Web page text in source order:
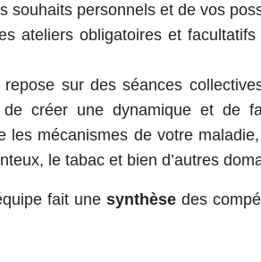
souhaits personnels et de vos
ateliers obligatoires et
repose sur des séances
créer une dynamique et de
les mécanismes de votre
le tabac et bien d’autres
fait une synthèse des